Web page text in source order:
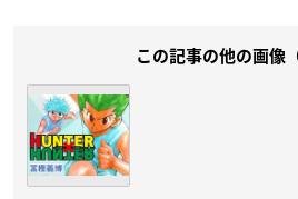
この記事の他の画像